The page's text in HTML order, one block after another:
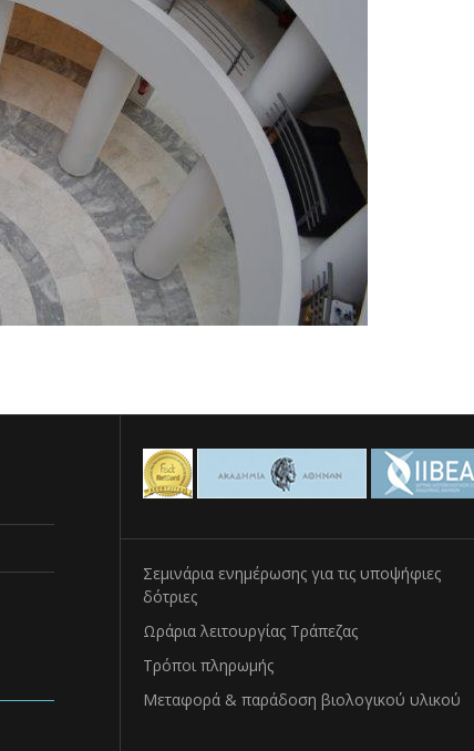
Σεμινάρια ενημέρωσης για τις υποψήφιες
δότριες
Ωράρια λειτουργίας Τράπεζας
Τρόποι πληρωμής
Μεταφορά & παράδοση βιολογικού υλικού